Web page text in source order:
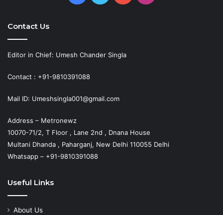
Contact Us
Editor in Chief: Umesh Chander Singla
Contact : +91-9810391088
Mail ID: Umeshsingla001@gmail.com
Address – Metronewz
10070-71/2, T Floor , Lane 2nd , Dnana House
Multani Dhanda , Paharganj, New Delhi 110055 Delhi
Whatsapp – +91-9810391088
Useful Links
About Us